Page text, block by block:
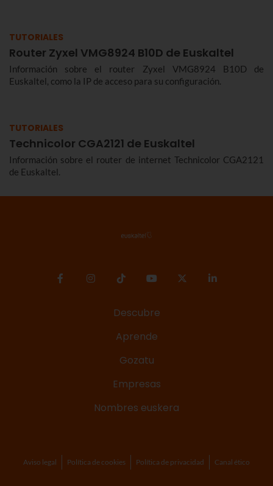
TUTORIALES
Router Zyxel VMG8924 B10D de Euskaltel
Información sobre el router Zyxel VMG8924 B10D de
Euskaltel, como la IP de acceso para su configuración.
TUTORIALES
Technicolor CGA2121 de Euskaltel
Información sobre el router de internet Technicolor CGA2121
de Euskaltel.
Descubre
Aprende
Gozatu
Empresas
Nombres euskera
Aviso legal Política de cookies Política de privacidad Canal ético